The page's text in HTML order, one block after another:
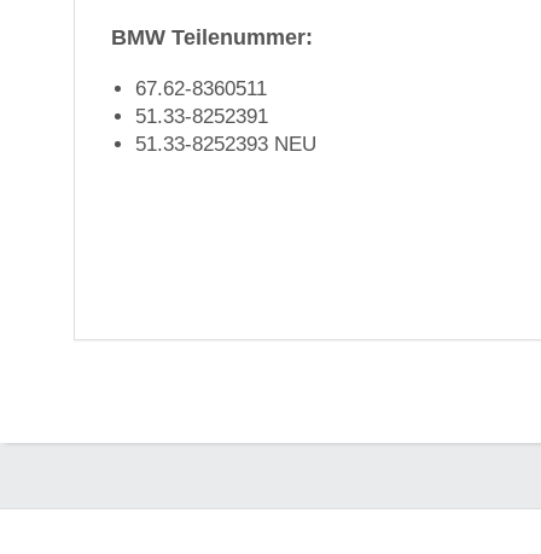
BMW Teilenummer:
67.62-8360511
51.33-8252391
51.33-8252393 NEU